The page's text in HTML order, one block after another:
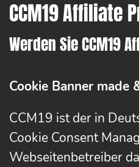
CCM19 Affiliate
Werden Sie CCM19
Cookie Banner made
CCM19 ist der in
Cookie Consent
Webseitenbetreiber